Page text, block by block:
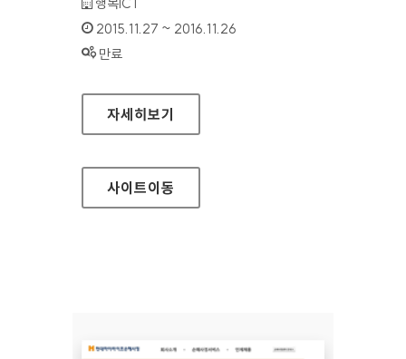
인증기간 :
2015.11.27 ~ 2016.11.26
상태 :
만료
세상 홈페이지
자세히보기
사이트이동